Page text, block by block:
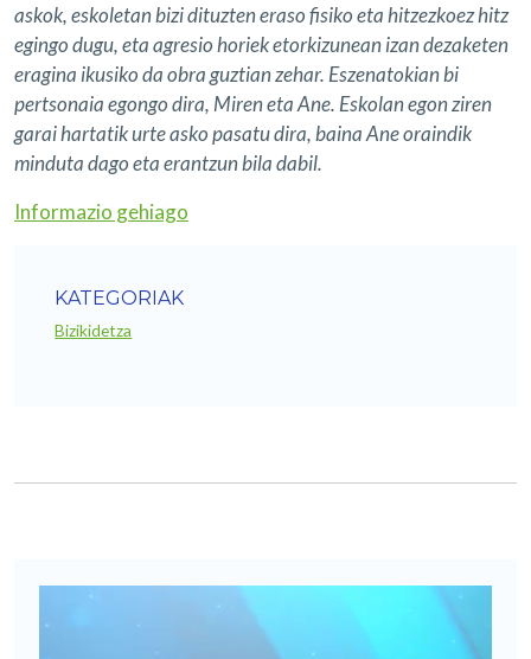
askok, eskoletan bizi dituzten eraso fisiko eta hitzezkoez hitz
egingo dugu, eta agresio horiek etorkizunean izan dezaketen
eragina ikusiko da obra guztian zehar. Eszenatokian bi
pertsonaia egongo dira, Miren eta Ane. Eskolan egon ziren
garai hartatik urte asko pasatu dira, baina Ane oraindik
minduta dago eta erantzun bila dabil.
Informazio gehiago
KATEGORIAK
Bizikidetza